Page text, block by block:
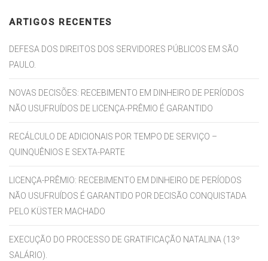
ARTIGOS RECENTES
DEFESA DOS DIREITOS DOS SERVIDORES PÚBLICOS EM SÃO
PAULO.
NOVAS DECISÕES: RECEBIMENTO EM DINHEIRO DE PERÍODOS
NÃO USUFRUÍDOS DE LICENÇA-PRÊMIO É GARANTIDO
RECÁLCULO DE ADICIONAIS POR TEMPO DE SERVIÇO –
QUINQUÊNIOS E SEXTA-PARTE
LICENÇA-PRÊMIO: RECEBIMENTO EM DINHEIRO DE PERÍODOS
NÃO USUFRUÍDOS É GARANTIDO POR DECISÃO CONQUISTADA
PELO KÜSTER MACHADO
EXECUÇÃO DO PROCESSO DE GRATIFICAÇÃO NATALINA (13º
SALÁRIO).